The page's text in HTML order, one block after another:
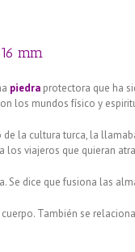
mm
piedra protectora que ha
los mundos físico y
de la cultura turca, la
los viajeros que quieran
Se dice que fusiona las
También se